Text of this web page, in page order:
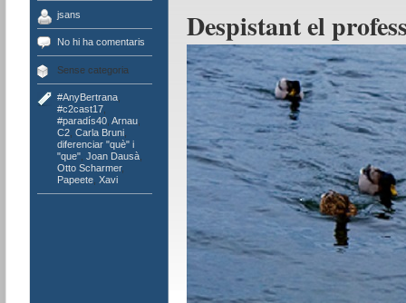
jsans
No hi ha comentaris
Sense categoria
#AnyBertrana,
#c2cast17,
#paradís40, Arnau,
C2, Carla Bruni,
diferenciar "què" i
"que", Joan Dausà,
Otto Scharmer,
Papeete, Xavi
Despistant el